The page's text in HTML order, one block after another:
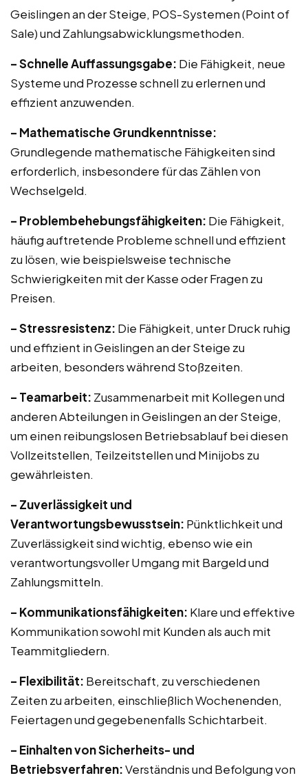
Geislingen an der Steige, POS-Systemen (Point of
Sale) und Zahlungsabwicklungsmethoden.
– Schnelle Auffassungsgabe: Die Fähigkeit, neue
Systeme und Prozesse schnell zu erlernen und
effizient anzuwenden.
– Mathematische Grundkenntnisse:
Grundlegende mathematische Fähigkeiten sind
erforderlich, insbesondere für das Zählen von
Wechselgeld.
– Problembehebungsfähigkeiten: Die Fähigkeit,
häufig auftretende Probleme schnell und effizient
zu lösen, wie beispielsweise technische
Schwierigkeiten mit der Kasse oder Fragen zu
Preisen.
– Stressresistenz: Die Fähigkeit, unter Druck ruhig
und effizient in Geislingen an der Steige zu
arbeiten, besonders während Stoßzeiten.
– Teamarbeit: Zusammenarbeit mit Kollegen und
anderen Abteilungen in Geislingen an der Steige,
um einen reibungslosen Betriebsablauf bei diesen
Vollzeitstellen, Teilzeitstellen und Minijobs zu
gewährleisten.
– Zuverlässigkeit und
Verantwortungsbewusstsein: Pünktlichkeit und
Zuverlässigkeit sind wichtig, ebenso wie ein
verantwortungsvoller Umgang mit Bargeld und
Zahlungsmitteln.
– Kommunikationsfähigkeiten: Klare und effektive
Kommunikation sowohl mit Kunden als auch mit
Teammitgliedern.
– Flexibilität: Bereitschaft, zu verschiedenen
Zeiten zu arbeiten, einschließlich Wochenenden,
Feiertagen und gegebenenfalls Schichtarbeit.
– Einhalten von Sicherheits- und
Betriebsverfahren:Verständnis und Befolgung von